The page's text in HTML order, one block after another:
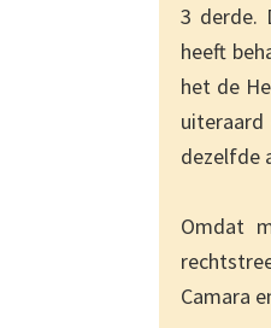
3 derde.
heeft
het de
dezelfde
Omdat
Camara